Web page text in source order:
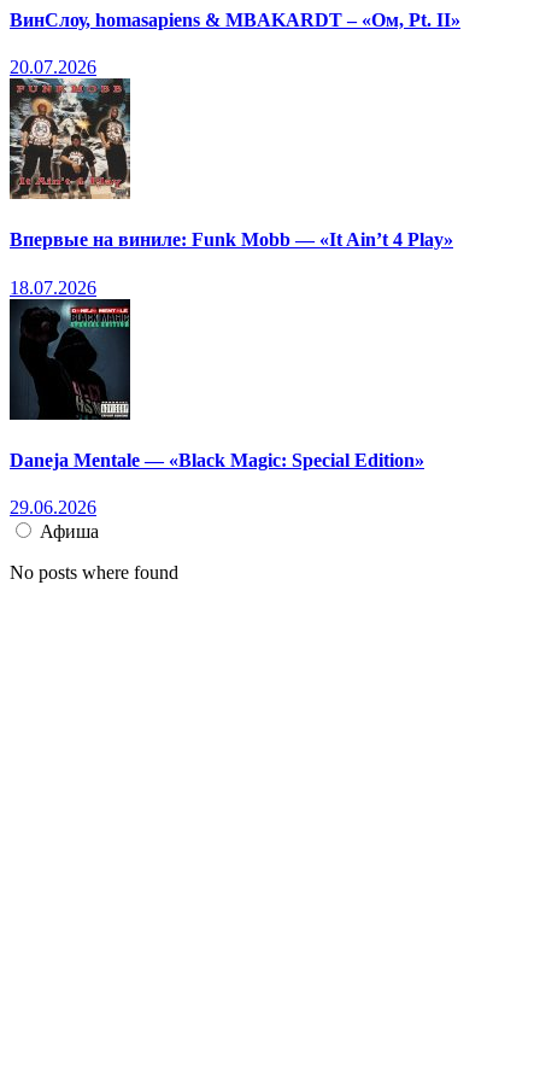
ВинСлоу, homasapiens & MBAKARDT – «Ом, Pt. II»
20.07.2026
Впервые на виниле: Funk Mobb — «It Ain’t 4 Play»
18.07.2026
Daneja Mentale — «Black Magic: Special Edition»
29.06.2026
Афиша
No posts where found